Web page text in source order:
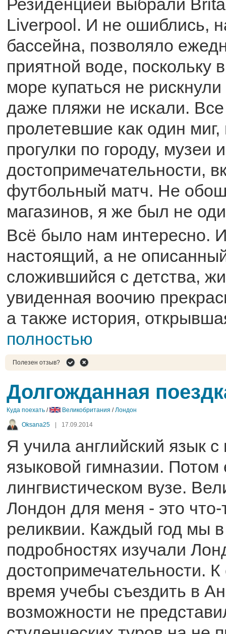
Резиденцией выбрали
Liverpool. И не ошиблись,
бассейна, позволяло
приятной воде, поскольку
море купаться не
даже пляжи не искали.
пролетевшие как один
прогулки по городу, музеи
достопримечательности,
футбольный матч. Не
магазинов, я же был не
Всё было нам интересно.
настоящий, а не
сложившийся с детства,
увиденная воочию
а также история,
полностью
Полезен отзыв?
Долгожданная
Куда поехать / Великобритания /Лондон
Oksana25 17.09.2014
Я учила английский язык с
языковой гимназии. Потом
лингвистическом вузе.
Лондон для меня - это что-
реликвии. Каждый год мы
подробностях изучали
достопримечательности.
время учебы съездить в
возможности не